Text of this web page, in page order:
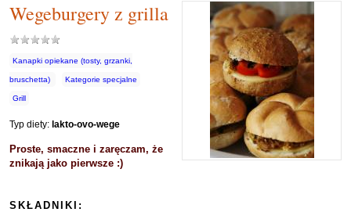
Wegeburgery z grilla
Kanapki opiekane (tosty, grzanki,
bruschetta) Kategorie specjalne
Grill
Typ diety: lakto-ovo-wege
Proste, smaczne i zaręczam, że
znikają jako pierwsze :)
SKŁADNIKI: